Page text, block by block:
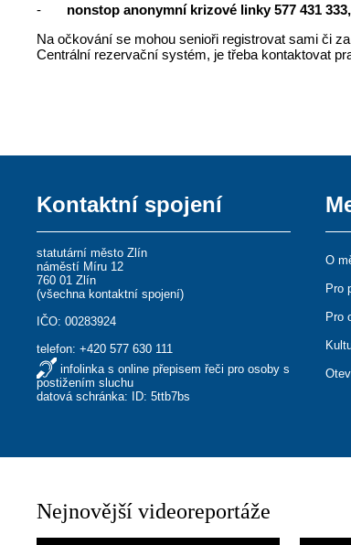
- nonstop anonymní krizové linky 577 431 333,
Na očkování se mohou senioři registrovat sami či
Centrální rezervační systém, je třeba kontaktovat
Kontaktní spojení
statutární město Zlín
náměstí Míru 12
760 01 Zlín
(všechna kontaktní spojení)
IČO: 00283924
telefon:+420 577 630 111
infolinka s online přepisem řeči pro osoby s
postižením sluchu
datová schránka: ID: 5ttb7bs
O
Pro
Pro
Nejnovější videoreportáže